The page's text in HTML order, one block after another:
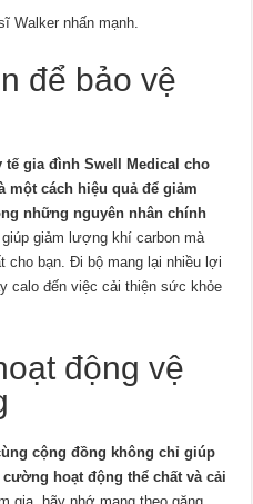
Walker nhấn mạnh.
để bảo vệ
gia đình Swell Medical cho
một cách hiệu quả để giảm
những nguyên nhân chính
giảm lượng khí carbon mà
bạn. Đi bộ mang lại nhiều lợi
calo đến việc cải thiện sức khỏe
động vệ
cộng đồng không chỉ giúp
hoạt động thể chất và cải